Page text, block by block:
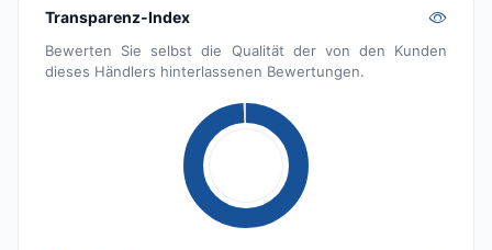
Transparenz-Index
Bewerten Sie selbst die Qualität der von den Kunden
dieses Händlers hinterlassenen Bewertungen.